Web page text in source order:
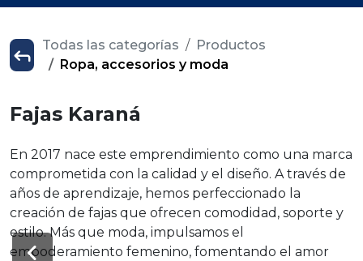
Todas las categorías
Productos
Ropa, accesorios y moda
Fajas Karaná
En 2017 nace este emprendimiento como una marca
comprometida con la calidad y el diseño. A través de
años de aprendizaje, hemos perfeccionado la
creación de fajas que ofrecen comodidad, soporte y
estilo. Más que moda, impulsamos el
empoderamiento femenino, fomentando el amor